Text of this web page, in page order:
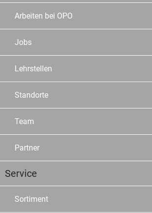
Arbeiten bei OPO
Jobs
Lehrstellen
Standorte
Team
Partner
Service
Sortiment